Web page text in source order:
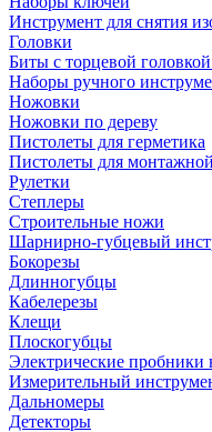
Инструмент для снятия
Головки
Биты с торцевой
Наборы ручного
Ножовки
Ножовки по дереву
Пистолеты для герметика
Пистолеты для
Рулетки
Степлеры
Строительные ножи
Шарнирно-губцевый
Бокорезы
Длинногубцы
Кабелерезы
Клещи
Плоскогубцы
Электрические пробники
Измерительный
Дальномеры
Детекторы